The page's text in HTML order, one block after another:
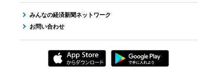
みんなの経済新聞ネットワーク
お問い合わせ